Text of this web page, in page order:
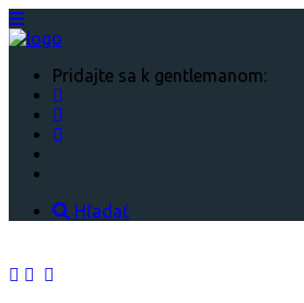
Pridajte sa k gentlemanom:
Hľadať